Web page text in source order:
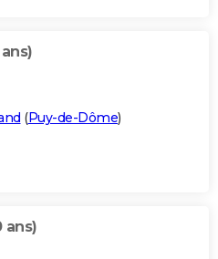
(Puy-de-Dôme)
ans)